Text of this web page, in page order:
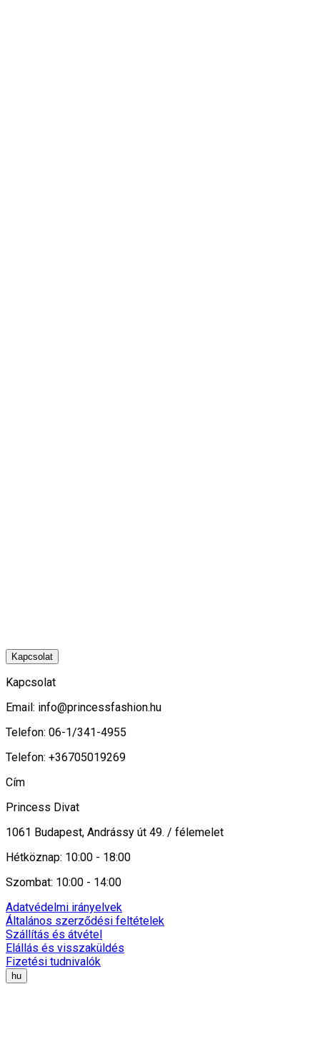
Kapcsolat
Kapcsolat
Email: info@princessfashion.hu
Telefon: 06-1/341-4955
Telefon: +36705019269
Cím
Princess Divat
1061 Budapest, Andrássy út 49. / félemelet
Hétköznap: 10:00 - 18:00
Szombat: 10:00 - 14:00
Adatvédelmi irányelvek
Általános szerződési feltételek
Szállítás és átvétel
Elállás és visszaküldés
Fizetési tudnivalók
hu